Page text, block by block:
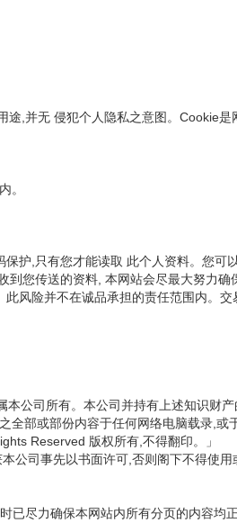
,并无 侵犯个人隐私之意图。Cookie是
。
护,只有您才能读取 此个人资料。您可
您传送的资料, 本网站会尽最大努力确
风险并不在诚品承担的责任范围内。
公司所有。本公司并持有上述知识财产
部或部份内容于任何网络电脑载录,或
Reserved 版权所有,不得翻印。」
公司事先以书面许可,否则阁下不得使用
已尽力确保本网站内所有分页的内容均